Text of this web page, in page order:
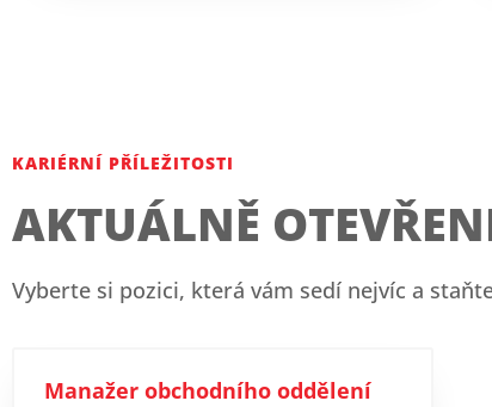
KARIÉRNÍ PŘÍLEŽITOSTI
AKTUÁLNĚ
Vyberte si pozici, která vám sedí nejvíc a
Manažer obchodního oddělení